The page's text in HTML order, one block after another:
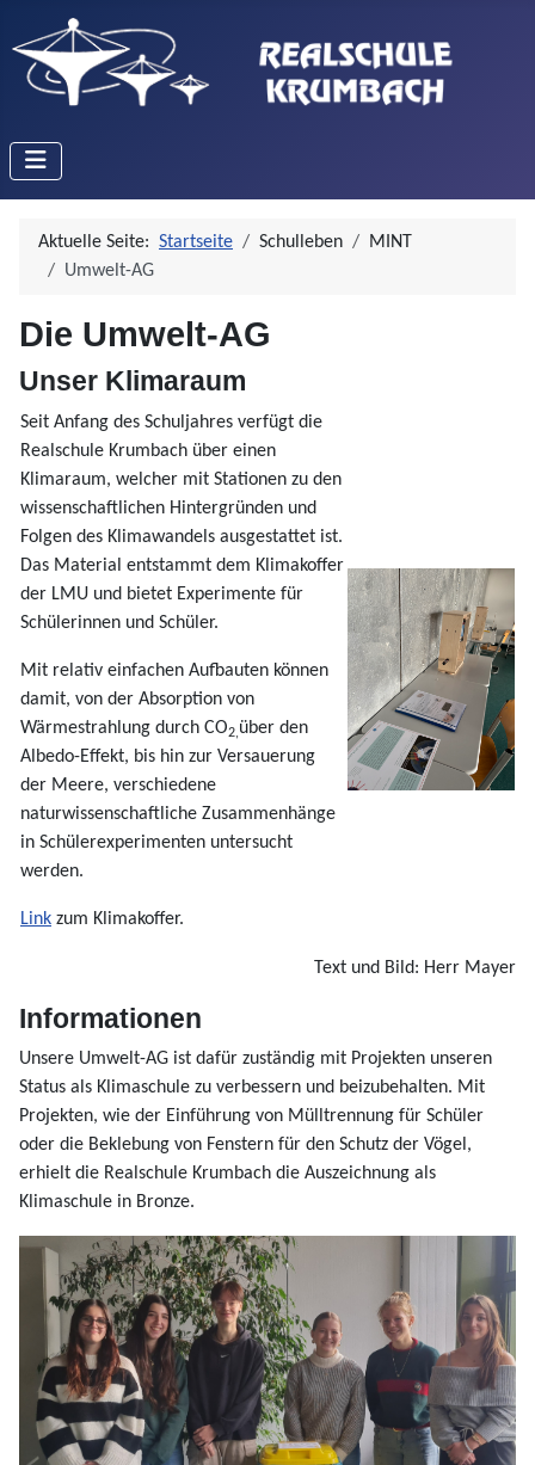
Aktuelle Seite: Startseite Schulleben
MINT
Umwelt-AG
Die Umwelt-AG
Unser Klimaraum
Seit Anfang des Schuljahres verfügt die
Realschule Krumbach über einen
Klimaraum, welcher mit Stationen zu den
wissenschaftlichen Hintergründen und
Folgen des Klimawandels ausgestattet ist.
Das Material entstammt dem Klimakoffer
der LMU und bietet Experimente für
Schülerinnen und Schüler.
Mit relativ einfachen Aufbauten können
damit, von der Absorption von
Wärmestrahlung durch CO2,über den
Albedo-Effekt, bis hin zur Versauerung
der Meere, verschiedene
naturwissenschaftliche Zusammenhänge
in Schülerexperimenten untersucht
werden.
Link zum Klimakoffer.
Text und Bild: Herr Mayer
Informationen
Unsere Umwelt-AG ist dafür zuständig mit Projekten unseren
Status als Klimaschule zu verbessern und beizubehalten. Mit
Projekten, wie der Einführung von Mülltrennung für Schüler
oder die Beklebung von Fenstern für den Schutz der Vögel,
erhielt die Realschule Krumbach die Auszeichnung als
Klimaschule in Bronze.